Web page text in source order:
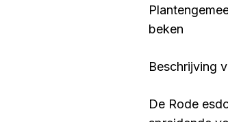
beken
Beschrijving
De Rode